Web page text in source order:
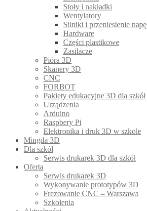
Stoły i nakładki
Wentylatory
Silniki i przeniesienie
Hardware
Części plastikowe
Zasilacze
Pióra 3D
Skanery 3D
CNC
FORBOT
Pakiety edukacyjne 3D dla szkół
Urządzenia
Arduino
Raspbery Pi
Elektronika i druk 3D w szkole
Mingda 3D
Dla szkół
Serwis drukarek 3D dla szkół
Oferta
Serwis drukarek 3D
Wykonywanie prototypów 3D
Frezowanie CNC – Warszawa
Szkolenia